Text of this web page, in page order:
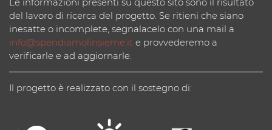
del lavoro di ricerca del progetto. Se ritieni che siano
inesatte o incomplete, segnalacelo con una mail a
info@spendiamolinsieme.it e provvederemo a
verificarle e ad aggiornarle.
Il progetto è realizzato con il sostegno di: